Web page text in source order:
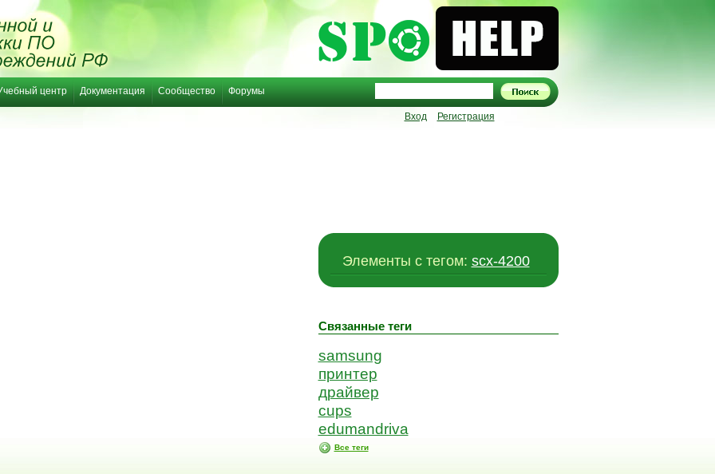
центр Документация Сообщество Форумы
Вход Регистрация
Элементы c тегом: scx-4200
Связанные теги
samsung
принтер
драйвер
cups
edumandriva
Все теги